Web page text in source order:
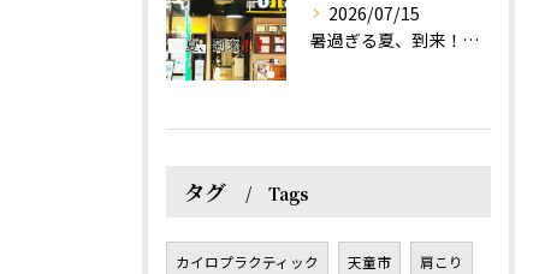
2026/07/15
暑過ぎる夏、到来！だるさを感じる方は、結構不足！？
タグ Tags
カイロプラクティック 天童市 肩こり